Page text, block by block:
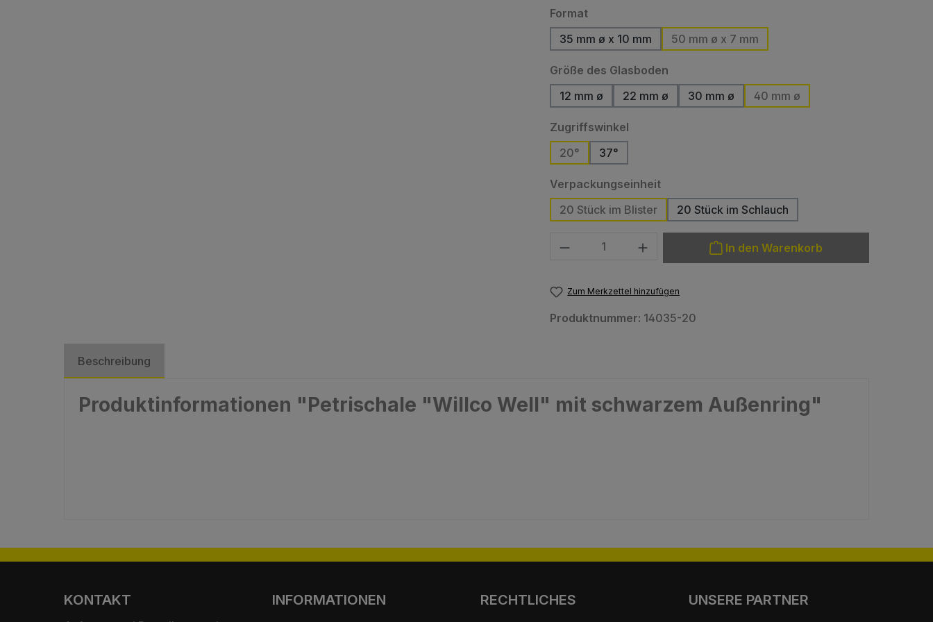
Formatauswählen
35 mm ø x 10 mm
(Diese Option ist zurzeit nicht verfügbar.)
50 mm ø x 7 mm
Größe des Glasboden
12 mm ø
(Diese Option ist zurzeit nicht verfügbar.)
22 mm ø
(Diese Option ist zurzeit nicht verfügbar.)
30 mm ø 40 mm ø
Zugriffswinkel
20°
37°
(Diese Option ist zurzeit nicht verfügbar.)
Verpackungseinheitauswählen
20 Stück im Blister
20 Stück im Schlauch
(Diese Option ist zurzeit nicht verfügbar.)
Produkt Anzahl: Gib den gewünschten Wert ein oder benutze die
In den Warenkorb
Zum Merkzettel hinzufügen
Produktnummer: 14035-20
Beschreibung
Produktinformationen "Petrischale "Willco Well" mit schwarzem Außenring"
KONTAKT INFORMATIONEN RECHTLICHES UNSERE PARTNER